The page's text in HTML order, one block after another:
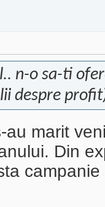
n-o sa-ti
despre
au marit
Din